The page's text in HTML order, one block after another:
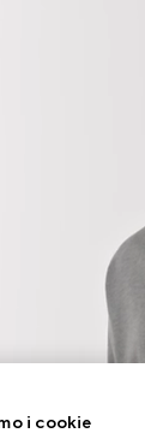
i cookie